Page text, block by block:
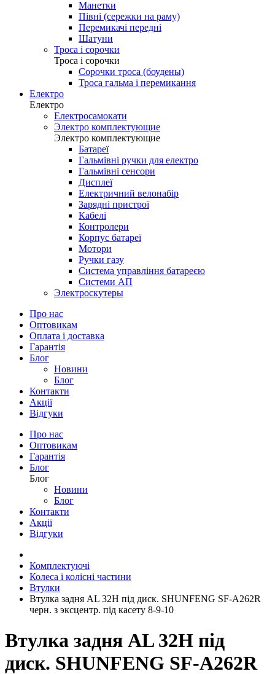
Манетки
Півні (сережки на раму)
Перемикачі передні
Шатуни
Троса і сорочки
Троса і сорочки
Сорочки троса (боудены)
Троса гальма і перемикання
Електро
Електро
Електросамокати
Электро комплектующие
Электро комплектующие
Батареї
Гальмівні ручки для електро
Гальмівні сенсори
Дисплеї
Електричний велонабір
Зарядні пристрої
Кабелі
Контролери
Корпус батареї
Мотори
Ручки газу
Система управління батареєю
Системи АП
Электроскутеры
Про нас
Оптовикам
Оплата і доставка
Гарантія
Блог
Новини
Блог
Контакти
Акції
Відгуки
Про нас
Оптовикам
Гарантія
Блог
Блог
Новини
Блог
Контакти
Акції
Відгуки
Комплектуючі
Колеса і колісні частини
Втулки
Втулка задня AL 32H під диск. SHUNFENG SF-A262R
черн. з эксцентр. під касету 8-9-10
Втулка задня AL 32H під
диск. SHUNFENG SF-A262R